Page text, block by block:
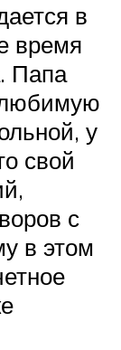
в
время
Папа
у
свой
с
в этом